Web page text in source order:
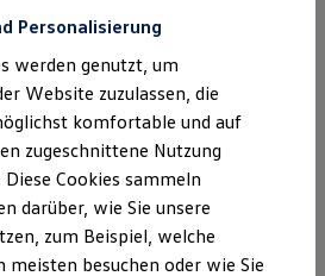
Gebrauchtwagen
& Garantien
für Nutzfahrzeuge
GmbH
0
eschengrund.de
Kuboth, Tom Scheffler
Personalisierung
werden genutzt, um
Website zuzulassen, die
komfortable und auf
zugeschnittene Nutzung
Cookies sammeln
darüber, wie Sie unsere
zum Beispiel, welche
meisten besuchen oder wie Sie